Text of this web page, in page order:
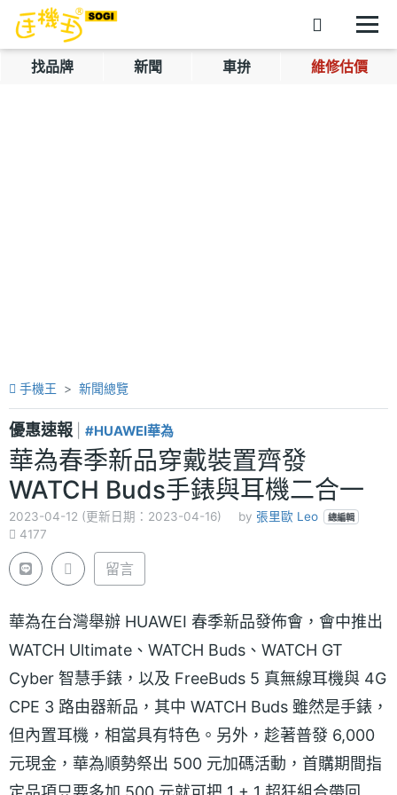
找品牌 新聞 車拚 維修估價
手機王 新聞總覽
優惠速報 #HUAWEI華為
華為春季新品穿戴裝置齊發
WATCH Buds手錶與耳機二合一
2023-04-12 (更新日期：2023-04-16) by 張里歐 Leo 總編輯
4177
留言
華為在台灣舉辦 HUAWEI 春季新品發佈會，會中推出
WATCH Ultimate、WATCH Buds、WATCH GT
Cyber 智慧手錶，以及 FreeBuds 5 真無線耳機與 4G
CPE 3 路由器新品，其中 WATCH Buds 雖然是手錶，
但內置耳機，相當具有特色。另外，趁著普發 6,000
元現金，華為順勢祭出 500 元加碼活動，首購期間指